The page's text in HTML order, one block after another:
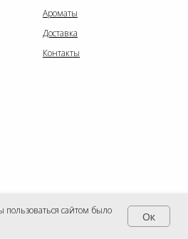
Ароматы
Доставка
Контакты
сайтом было
Oк